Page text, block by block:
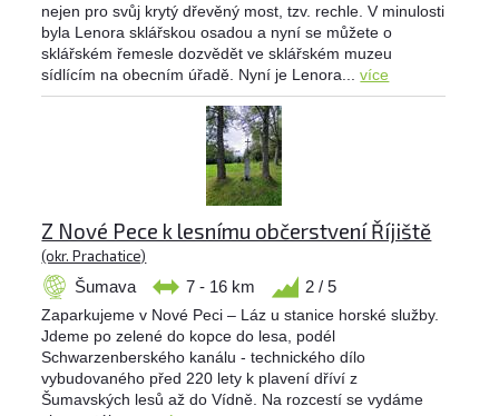
nejen pro svůj krytý dřevěný most, tzv. rechle. V minulosti
byla Lenora sklářskou osadou a nyní se můžete o
sklářském řemesle dozvědět ve sklářském muzeu
sídlícím na obecním úřadě. Nyní je Lenora...více
Z Nové Pece k lesnímu občerstvení Říjiště
(okr. Prachatice)
Šumava 7 - 16 km 2 / 5
Zaparkujeme v Nové Peci – Láz u stanice horské služby.
Jdeme po zelené do kopce do lesa, podél
Schwarzenberského kanálu - technického dílo
vybudovaného před 220 lety k plavení dříví z
Šumavských lesů až do Vídně. Na rozcestí se vydáme